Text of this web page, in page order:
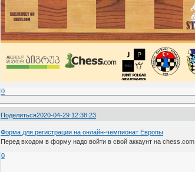
0
Поделиться2020-04-29 12:38:23
Форма для регистрации на онлайн-чемпионат Европы
Перед входом в форму надо войти в свой аккаунт на chess.com
0